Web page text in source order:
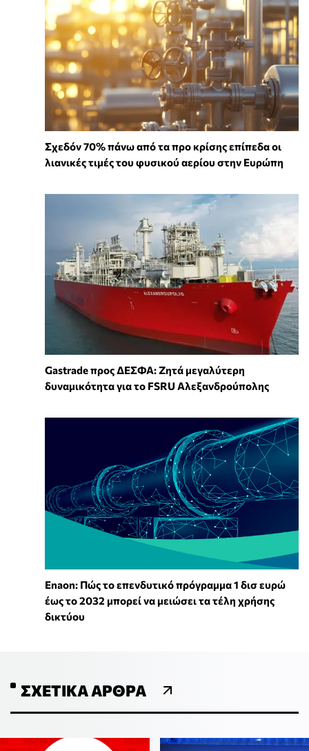
Σχεδόν 70% πάνω από τα προ κρίσης επίπεδα οι
λιανικές τιμές του φυσικού αερίου στην Ευρώπη
Gastrade προς ΔΕΣΦΑ: Ζητά μεγαλύτερη
δυναμικότητα για το FSRU Αλεξανδρούπολης
Enaon: Πώς το επενδυτικό πρόγραμμα 1 δισ ευρώ
έως το 2032 μπορεί να μειώσει τα τέλη χρήσης
δικτύου
ΣΧΕΤΙΚΆ ΆΡΘΡΑ